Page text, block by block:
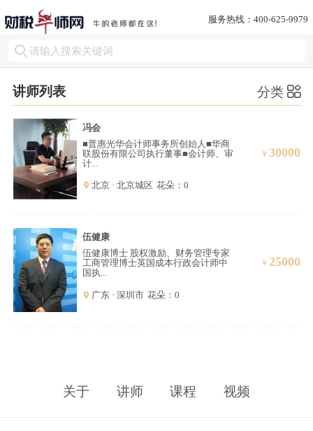
服务热线：400-625-9979
讲师列表 分类
冯会
■普惠光华会计师事务所创始人■华商
联股份有限公司执行董事■会计师、审
计...
北京 · 北京城区 花朵：0
￥30000
伍健康
伍健康博士 股权激励、财务管理专家
工商管理博士英国成本行政会计师中
国执...
广东 · 深圳市 花朵：0
￥25000
关于 讲师 课程 视频